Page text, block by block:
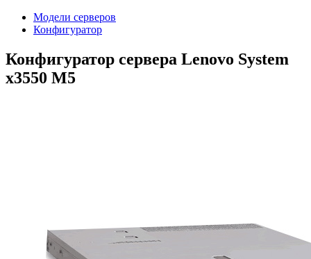
Модели серверов
Конфигуратор
Конфигуратор сервера Lenovo System
x3550 M5